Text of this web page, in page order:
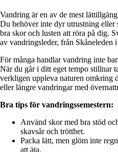
Vandring är en av de mest
Du behöver inte dyr utrustning eller
bra skor och lusten att röra på dig.
av vandringsleder, från Skåneleden
För många handlar vandring inte
När du går i ditt eget tempo stillnar
verkligen uppleva naturen omkring
eller längre vandringar med
Bra tips för vandringssemestern:
Använd skor med bra stöd
skavsår och trötthet.
Packa lätt, men glöm inte
att äta.